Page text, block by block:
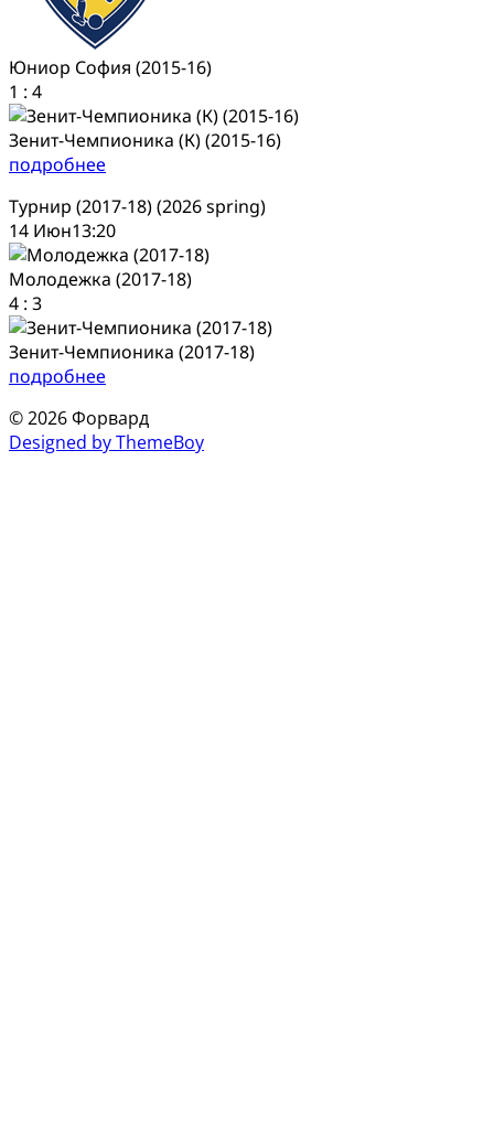
Юниор София (2015-16)
1 : 4
Зенит-Чемпионика (К) (2015-16)
подробнее
Турнир (2017-18) (2026 spring)
14 Июн13:20
Молодежка (2017-18)
4 : 3
Зенит-Чемпионика (2017-18)
подробнее
© 2026 Форвард
Designed by ThemeBoy